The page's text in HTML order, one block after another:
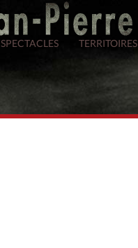
SPECTACLES TERRITOIRES